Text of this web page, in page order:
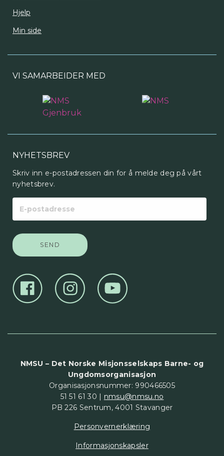
Hjelp
Min side
VI SAMARBEIDER MED
NYHETSBREV
Skriv inn e-postadressen din for å melde deg på vårt
nyhetsbrev.
postadresse
NMSU – Det Norske Misjonsselskaps Barne- og
Ungdomsorganisasjon
Organisasjonsnummer: 990466505
51 51 61 30 | nmsu@nmsu.no
PB 226 Sentrum, 4001 Stavanger
Personvernerklæring
Informasjonskapsler